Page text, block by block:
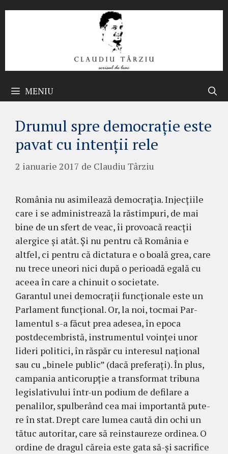
MENIU
Drumul spre democraţie este
pavat cu intenţii rele
2 ianuarie 2017 de Claudiu Târziu
România nu asimilează democraţia. In­jec­­ţiile
care i se administrează la răstimpuri, de mai
bine de un sfert de veac, îi provoacă re­acţii
aler­gice şi atât. Şi nu pentru că România e
altfel, ci pentru că dictatura e o boală grea, care
nu trece uneori nici după o pe­rioadă egală cu
aceea în care a chinuit o societate.
Garantul unei democraţii funcţionale es­te un
Parlament funcţional. Or, la noi, toc­mai Par­
lamentul s-a făcut prea adesea, în epoca
postdecembristă, instrumentul voin­ţei unor
lideri politici, în răspăr cu interesul naţional
sau cu „binele public” (dacă pre­fe­raţi). În plus,
campania anticorupţie a trans­format tribuna
legislativului într-un podium de defilare a
penalilor, spulberând cea mai importantă pute­
re în stat. Drept care lumea caută din ochi un
tătuc autoritar, care să re­instaureze ordinea. O
ordine de dragul că­reia este gata să-şi sa­crifice